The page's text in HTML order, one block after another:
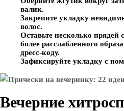
валик.
Закрепите укладку
волос.
Оставьте несколько прядей
более расслабленного
дресс-коду.
Зафиксируйте укладку с
Вечерние